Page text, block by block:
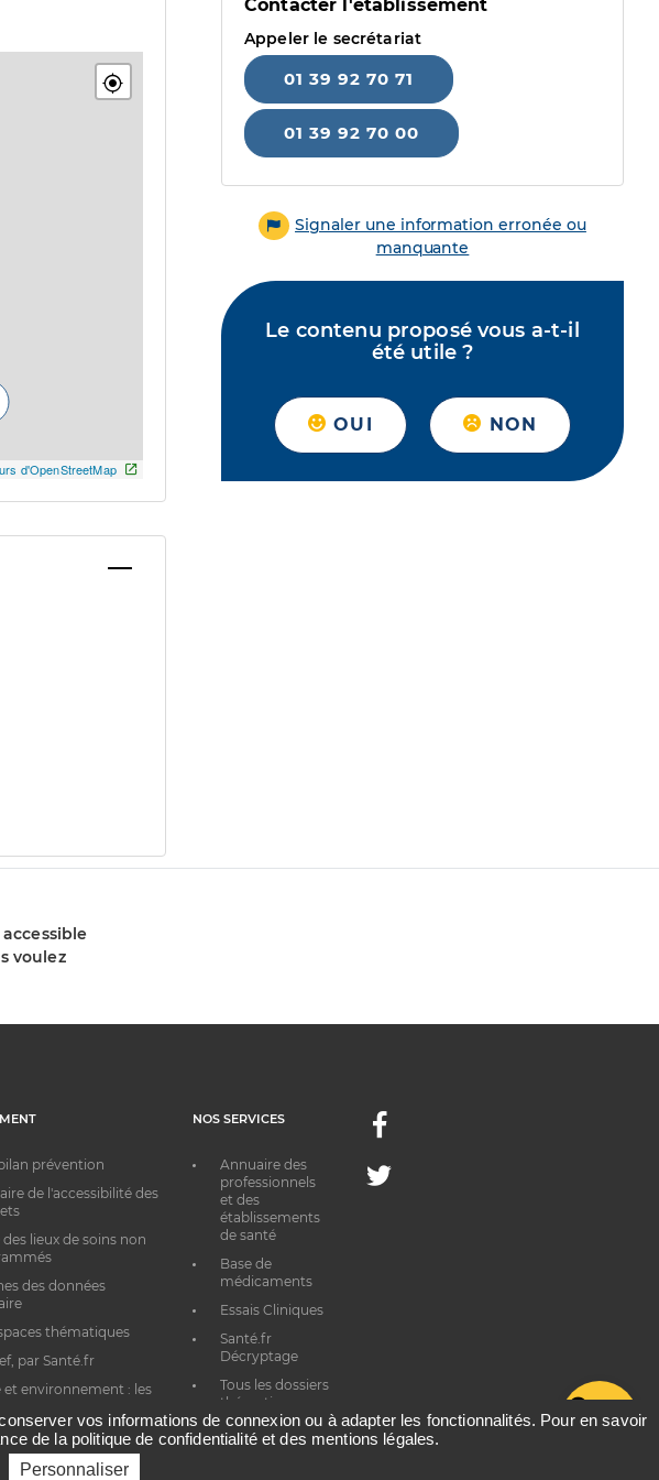
d'OpenStreetMap
Contacter l'établissement
Appeler le secrétariat
01 39 92 70 71
01 39 92 70 00
Signaler une information erronée ou
manquante
Le contenu proposé vous a-t-il
été utile ?
OUI NON
voulez
prévention
de l'accessibilité des
lieux de soins non
des données
thématiques
par Santé.fr
et environnement : les
NOS SERVICES
Annuaire des
professionnels
et des
établissements
de santé
Base de
médicaments
Essais Cliniques
Santé.fr
Décryptage
Tous les dossiers
thématiques
Facebook
Twitter
vos informations de connexion ou à adapter les fonctionnalités. Pour en savoir
de la politique de confidentialité et des mentions légales.
Personnaliser